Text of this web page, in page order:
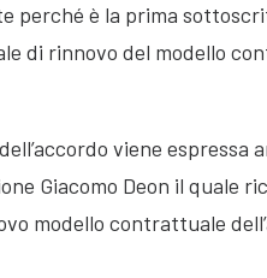
perché è la prima
di rinnovo del modello
viene espressa
Giacomo Deon il quale
modello contrattuale